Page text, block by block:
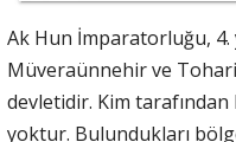
Ak Hun İmparatorluğu, 4.
Müveraünnehir ve
devletidir. Kim
yoktur. Bulundukları